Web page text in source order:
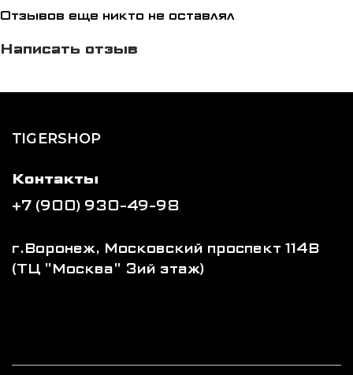
Отзывов еще никто не оставлял
Написать отзыв
TIGERSHOP
Контакты
+7 (900) 930-49-98
г.Воронеж, Московский проспект 114В
(ТЦ "Москва" 3ий этаж)